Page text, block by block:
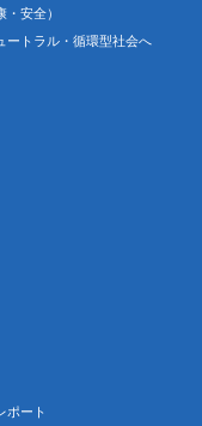
・安全）
ートラル・循環型社会へ
ポート